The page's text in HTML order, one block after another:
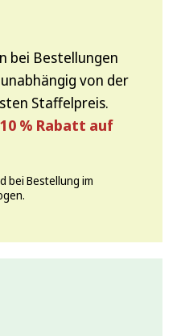
bei Bestellungen
von der
Staffelpreis.
% Rabatt auf
bei Bestellung im